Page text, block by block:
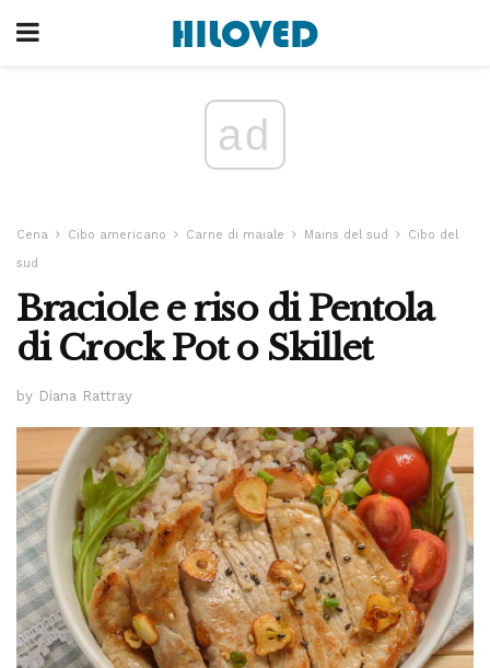
ad
Cena Cibo americano Carne di maiale Mains del sud
Cibo del
sud
Braciole e riso di Pentola
di Crock Pot o Skillet
by Diana Rattray